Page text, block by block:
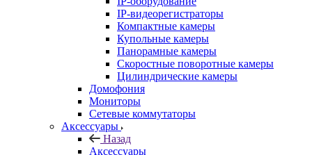
IP-видеорегистраторы
Компактные камеры
Купольные камеры
Панорамные камеры
Скоростные поворотные камеры
Цилиндрические камеры
Домофония
Мониторы
Сетевые коммутаторы
Аксессуары
Назад
Аксессуары